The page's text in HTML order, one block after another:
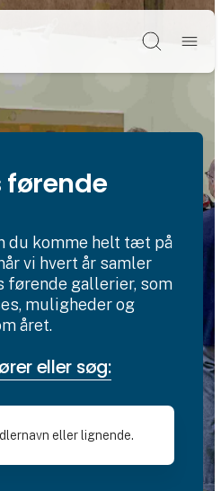
Søg
du komme helt tæt på
vi hvert år samler
førende gallerier, som
muligheder og
året.
eller søg: